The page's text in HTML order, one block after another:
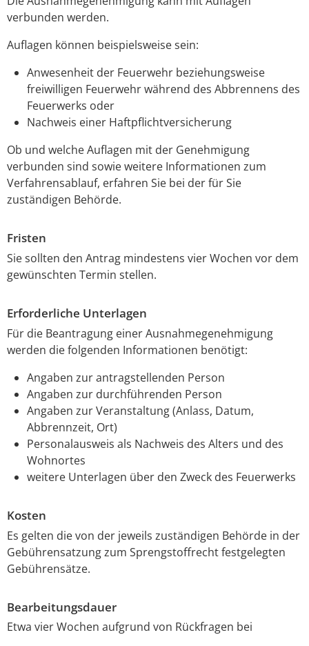
verbunden werden.
Auflagen können beispielsweise sein:
Anwesenheit der Feuerwehr beziehungsweise
freiwilligen Feuerwehr während des Abbrennens des
Feuerwerks oder
Nachweis einer Haftpflichtversicherung
Ob und welche Auflagen mit der Genehmigung
verbunden sind sowie weitere Informationen zum
Verfahrensablauf, erfahren Sie bei derfür Sie
zuständigen Behörde.
Fristen
Sie sollten den Antrag mindestens vier Wochen vor dem
gewünschten Termin stellen.
Erforderliche Unterlagen
Für die Beantragung einer Ausnahmegenehmigung
werden die folgenden Informationen benötigt:
Angaben zur antragstellenden Person
Angaben zur durchführenden Person
Angaben zur Veranstaltung (Anlass, Datum,
Abbrennzeit, Ort)
Personalausweis als Nachweis des Alters und des
Wohnortes
weitere Unterlagen über den Zweck des Feuerwerks
Kosten
Es gelten die von der jeweils zuständigen Behörde in der
Gebührensatzung zum Sprengstoffrecht festgelegten
Gebührensätze.
Bearbeitungsdauer
Etwa vier Wochen aufgrund von Rückfragen bei